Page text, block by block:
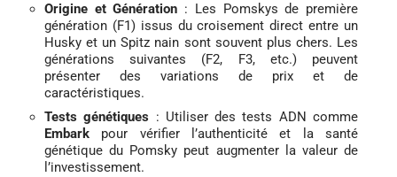
Origine et Génération : Les Pomskys de première
génération (F1) issus du croisement direct entre un
Husky et un Spitz nain sont souvent plus chers. Les
générations suivantes (F2, F3, etc.) peuvent
présenter des variations de prix et de
caractéristiques.
Tests génétiques : Utiliser des tests ADN comme
Embark pour vérifier l’authenticité et la santé
génétique du Pomsky peut augmenter la valeur de
l’investissement.